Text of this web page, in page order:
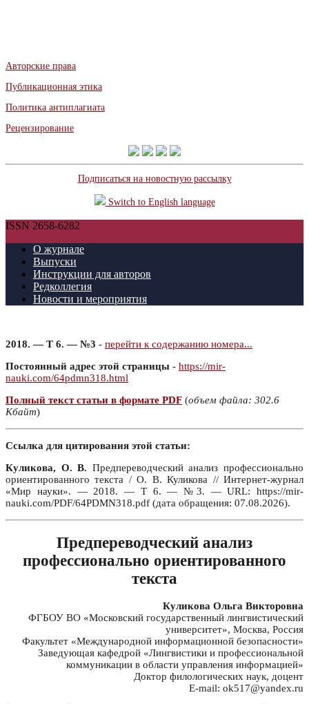
Авторские права
Публикационная этика
Политика антиплагиата
Рецензирование
Подписаться на новостную рассылку
Switch to English language
ISSN 2658-6282
О журнале
Выпуски
Инструкции для авторов
Редколлегия
Новости и мероприятия
2018. — Т 6. — №3 - перейти к содержанию номера...
Постоянный адрес этой страницы - https://mir-
nauki.com/64pdmn318.html
Полный текст статьи в формате PDF (объем файла: 302.6
Кбайт)
Ссылка для цитирования этой статьи:
Куликова, О. В. Предпереводческий анализ профессионально
ориентированного текста / О. В. Куликова // Интернет-журнал
«Мир науки». — 2018. — Т 6. — №3. — URL: https://mir-
nauki.com/PDF/64PDMN318.pdf (дата обращения: 07.08.2026).
Предпереводческий анализ
профессионально ориентированного
текста
Куликова Ольга Викторовна
ФГБОУ ВО «Московский государственный лингвистический
университет», Москва, Россия
Факультет «Международной информационной безопасности»
Заведующая кафедрой «Лингвистики и профессиональной
коммуникации в области управления информацией»
Доктор филологических наук, доцент
E-mail: ok517@yandex.ru